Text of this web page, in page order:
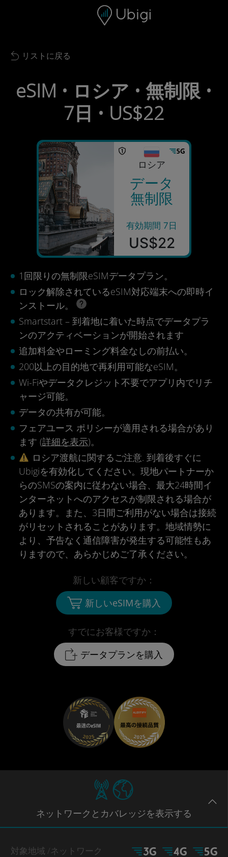
ナビゲーションバー フッター
Back to list
リストに戻る
eSIM • ロシア • 無制限 •
7日 • US$22
ロシア
データ
無制限
有効期間 7日
US$22
1回限りの無制限eSIMデータプラン。
ロック解除されているeSIM対応端末への即時イ
ンストール。
Smartstart – 到着地に着いた時点でデータプラ
ンのアクティベーションが開始されます
追加料金やローミング料金なしの前払い。
200以上の目的地で再利用可能なeSIM。
Wi-Fiやデータクレジット不要でアプリ内でリチ
ャージ可能。
データの共有が可能。
フェアユース ポリシーが適用される場合があり
ます (詳細を表示)。
ロシア渡航に関するご注意. 到着後すぐに
Ubigiを有効化してください。現地パートナーか
らのSMSの案内に従わない場合、最大24時間イ
ンターネットへのアクセスが制限される場合が
あります。また、3日間ご利用がない場合は接続
がリセットされることがあります。地域情勢に
より、予告なく通信障害が発生する可能性もあ
りますので、あらかじめご了承ください。
すでにお客様ですか：
データプランを購入
新しい顧客ですか：
新しいeSIMを購入
ネットワークとカバレッジを表示する
対象地域 /ネットワーク